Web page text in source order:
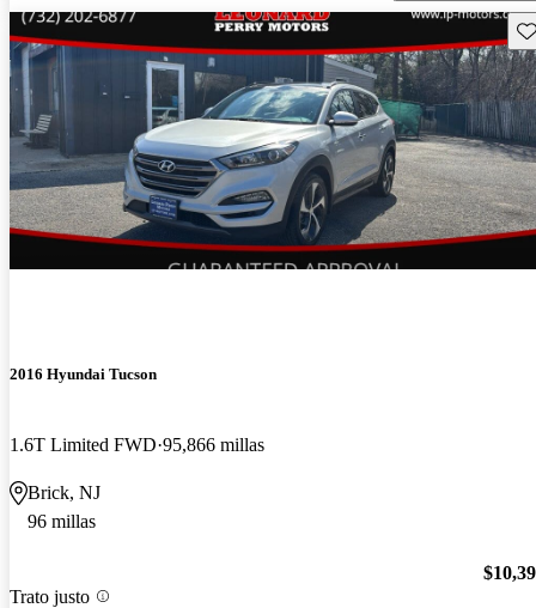
2016 Hyundai Tucson
1.6T Limited FWD 95,866 millas
Brick, NJ
96 millas
Trato justo